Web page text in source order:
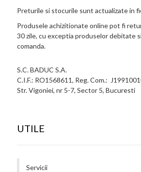
Preturile si stocurile sunt actualizate in
Produsele achizitionate online pot fi
30 zile, cu exceptia produselor debitate
comanda.
S.C. BADUC S.A.
C.I.F.: RO1568611, Reg. Com.:
Str. Vigoniei, nr 5-7, Sector 5, Bucuresti
UTILE
Servicii